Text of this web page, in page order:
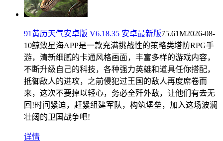
91黄历天气安卓版 V6.18.35 安卓最新版75.61M2026-08-
10鲸致星海APP是一款充满挑战性的策略类塔防RPG手
游，清新细腻的卡通风格画面，丰富多样的游戏内容，
不断升级自己的科技，各种强力英雄和道具任你搭配，
抵御敌人的进攻，之前侵犯过王国的敌人再度席卷而
来，这次不要掉以轻心，务必全歼外敌，让他们有去无
回!时间紧迫，赶紧组建军队，构筑堡垒，加入这场波澜
壮阔的卫国战争吧!
详情